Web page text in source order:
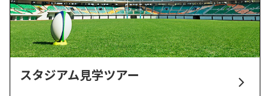
スタジアム見学ツアー